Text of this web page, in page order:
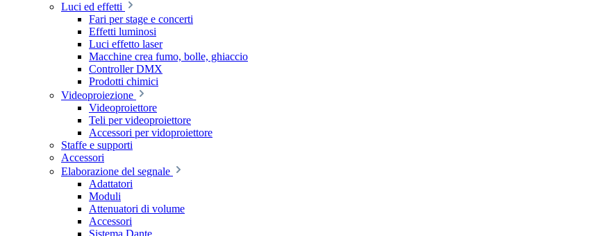
Luci ed effetti
Fari per stage e concerti
Effetti luminosi
Luci effetto laser
Macchine crea fumo, bolle, ghiaccio
Controller DMX
Prodotti chimici
Videoproiezione
Videoproiettore
Teli per videoproiettore
Accessori per vidoproiettore
Staffe e supporti
Accessori
Elaborazione del segnale
Adattatori
Moduli
Attenuatori di volume
Accessori
Sistema Dante